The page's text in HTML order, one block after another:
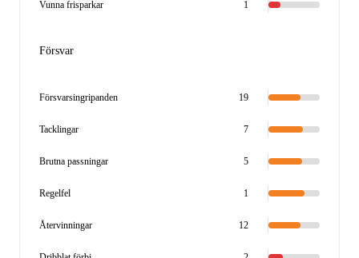
Vunna frisparkar 1
Försvar
Försvarsingripanden 19
Tacklingar 7
Brutna passningar 5
Regelfel 1
Återvinningar 12